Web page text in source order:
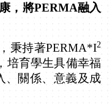
，將PERMA融入
秉持著PERMA*I2
培育學生具備幸福
、關係、意義及成